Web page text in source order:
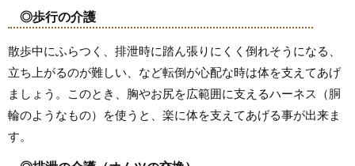
◎歩行の介護
散歩中にふらつく、排泄時に踏ん張りにくく倒れそうになる、
立ち上がるのが難しい、など転倒が心配な時は体を支えてあげ
ましょう。このとき、胸やお尻を広範囲に支えるハーネス（胴
輪のようなもの）を使うと、楽に体を支えてあげる事が出来ま
す。